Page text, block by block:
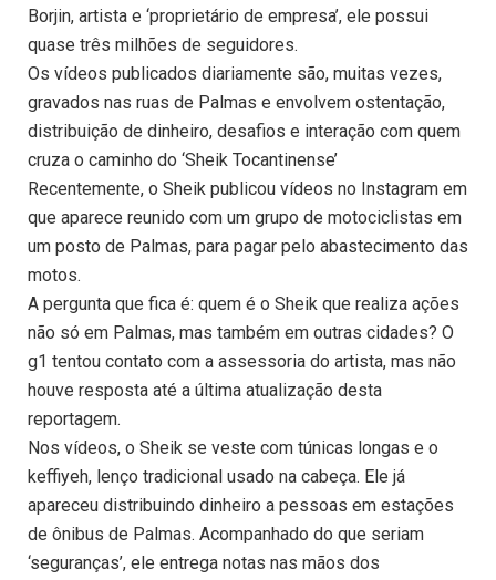
Borjin, artista e ‘proprietário de empresa’, ele possui
quase três milhões de seguidores.
Os vídeos publicados diariamente são, muitas vezes,
gravados nas ruas de Palmas e envolvem ostentação,
distribuição de dinheiro, desafios e interação com quem
cruza o caminho do ‘Sheik Tocantinense’
Recentemente, o Sheik publicou vídeos no Instagram em
que aparece reunido com um grupo de motociclistas em
um posto de Palmas, para pagar pelo abastecimento das
motos.
A pergunta que fica é: quem é o Sheik que realiza ações
não só em Palmas, mas também em outras cidades? O
g1 tentou contato com a assessoria do artista, mas não
houve resposta até a última atualização desta
reportagem.
Nos vídeos, o Sheik se veste com túnicas longas e o
keffiyeh, lenço tradicional usado na cabeça. Ele já
apareceu distribuindo dinheiro a pessoas em estações
de ônibus de Palmas. Acompanhado do que seriam
‘seguranças’, ele entrega notas nas mãos dos